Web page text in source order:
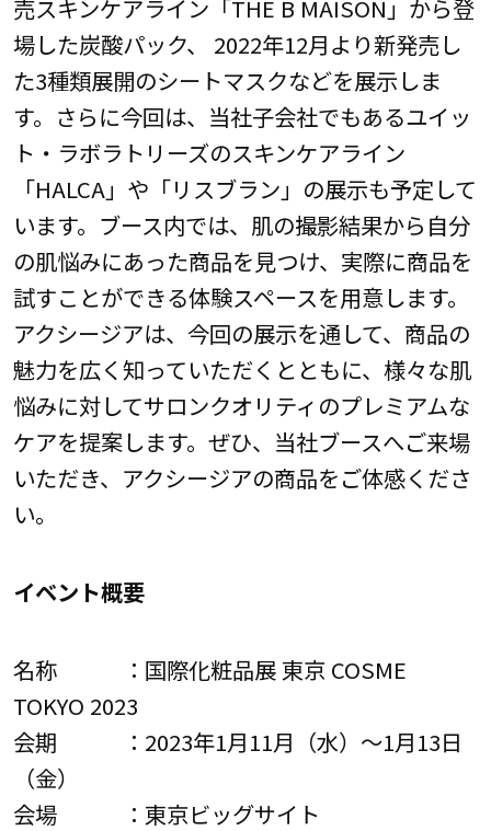
売スキンケアライン「THE B MAISON」から登
場した炭酸パック、 2022年12月より新発売し
た3種類展開のシートマスクなどを展示しま
す。さらに今回は、当社子会社でもあるユイッ
ト・ラボラトリーズのスキンケアライン
「HALCA」や「リスブラン」の展示も予定して
います。ブース内では、肌の撮影結果から自分
の肌悩みにあった商品を見つけ、実際に商品を
試すことができる体験スペースを用意します。
アクシージアは、今回の展示を通して、商品の
魅力を広く知っていただくとともに、様々な肌
悩みに対してサロンクオリティのプレミアムな
ケアを提案します。ぜひ、当社ブースへご来場
いただき、アクシージアの商品をご体感くださ
い。
イベント概要
名称 ：国際化粧品展 東京 COSME
TOKYO 2023
会期 ：2023年1月11月（水）～1月13日
（金）
会場 ：東京ビッグサイト